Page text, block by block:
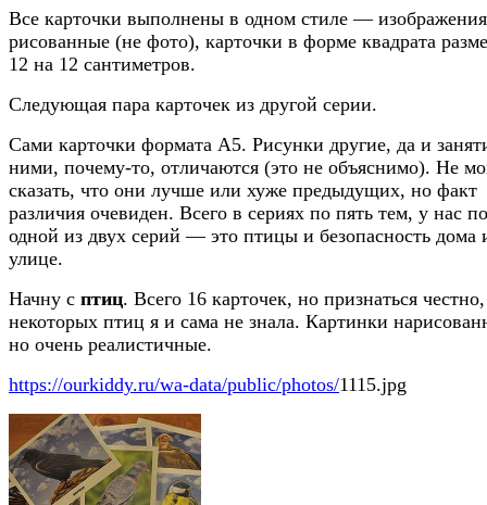
Все карточки выполнены в одном стиле — изображения
рисованные (не фото), карточки в форме квадрата
12 на 12 сантиметров.
Следующая пара карточек из другой серии.
Сами карточки формата А5. Рисунки другие, да и
ними, почему-то, отличаются (это не объяснимо). Не
сказать, что они лучше или хуже предыдущих, но факт
различия очевиден. Всего в сериях по пять тем, у нас по
одной из двух серий — это птицы и безопасность дома
улице.
Начну с птиц. Всего 16 карточек, но признаться честно,
некоторых птиц я и сама не знала. Картинки
но очень реалистичные.
https://ourkiddy.ru/wa-data/public/photos/1115.jpg